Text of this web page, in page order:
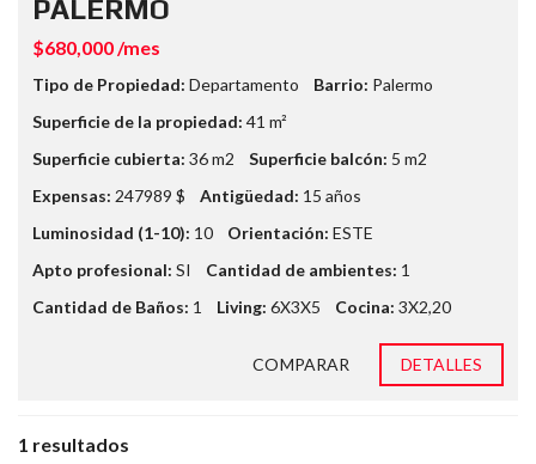
PALERMO
$680,000 /mes
Tipo de Propiedad: Departamento Barrio: Palermo
Superficie de la propiedad: 41 m²
Superficie cubierta: 36 m2 Superficie balcón: 5 m2
Expensas: 247989 $ Antigüedad: 15 años
Luminosidad (1-10): 10 Orientación: ESTE
Apto profesional: SI Cantidad de ambientes: 1
Cantidad de Baños: 1 Living: 6X3X5 Cocina: 3X2,20
COMPARAR DETALLES
1 resultados